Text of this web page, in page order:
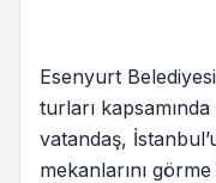
Esenyurt
turları
vatandaş,
mekanlarını